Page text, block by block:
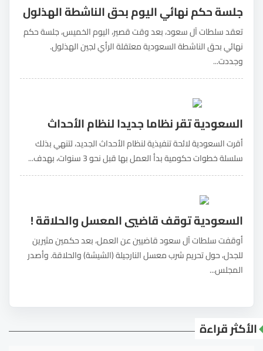
جلسة حكم نهائي اليوم بحق الناشطة الهذلول
تعقد سلطات آل سعود، بعد وقت قصير، اليوم الخميس، جلسة حكم
نهائي بحق الناشطة السعودية معتقلة الرأي لجين الهذلول.
وجددت...
السعودية تقر نظاما جديدا لنظام الأحداث
أقرت السعودية لائحة تنفيذية لنظام الأحداث الجديد، لتنهي بذلك
سلسلة خطوات حكومية بدأ العمل بها قبل نحو 3 سنوات، بهدف...
السعودية توقف قاضيي المعسل والحلاقة !
أوقفت سلطات آل سعود قاضيين عن العمل، بعد حكمين مثيرين
للجدل، حول تحريم شرب معسل النارجيلة (الشيشة) والحلاقة. وأصدر
المجلس...
الأكثر قراءة